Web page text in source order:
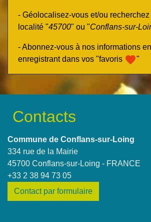
- Géolocalisez-vous et/ou
localité "45700" ou "Conflans-sur-
- Abonnez-vous à nos informations
enregistrant dans vos "favoris favorite"
Contacts
Commune de Conflans-sur-Loing
334 rue de la Mairie
45700 Conflans-sur-Loing - FRANCE
+33 2 38 94 73 05
Contact par formulaire